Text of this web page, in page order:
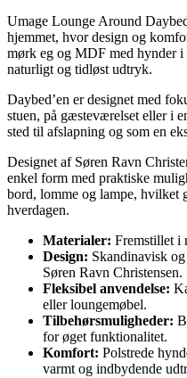
Umage Lounge Around
hjemmet, hvor design og
mørk eg og MDF med hynder
naturligt og tidløst udtryk.
Daybed’en er designet med
stuen, på gæsteværelset eller i
sted til afslapning og som en
Designet af Søren Ravn
enkel form med praktiske
bord, lomme og lampe, hvilket
hverdagen.
Materialer: Fremstillet i
Design: Skandinavisk
Søren Ravn Christensen.
Fleksibel anvendelse:
eller loungemøbel.
Tilbehørsmuligheder:
for øget funktionalitet.
Komfort: Polstrede
varmt og indbydende